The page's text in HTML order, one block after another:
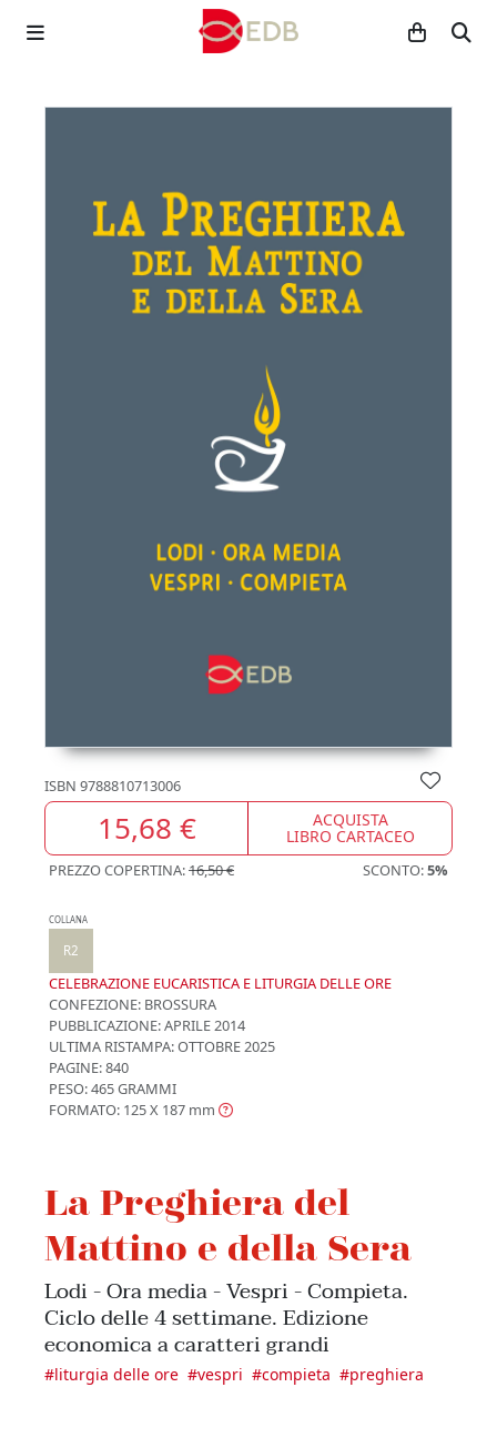
ISBN 9788810713006
15,68 € ACQUISTA
LIBRO CARTACEO
PREZZO COPERTINA:16,50 € SCONTO:5%
COLLANA
R2
CELEBRAZIONE EUCARISTICA E LITURGIA DELLE ORE
CONFEZIONE: BROSSURA
PUBBLICAZIONE:APRILE 2014
ULTIMA RISTAMPA:OTTOBRE 2025
PAGINE: 840
PESO: 465 GRAMMI
FORMATO: 125 X 187 mm
La Preghiera del
Mattino e della Sera
Lodi - Ora media - Vespri - Compieta.
Ciclo delle 4 settimane. Edizione
economica a caratteri grandi
#liturgia delle ore #vespri #compieta #preghiera